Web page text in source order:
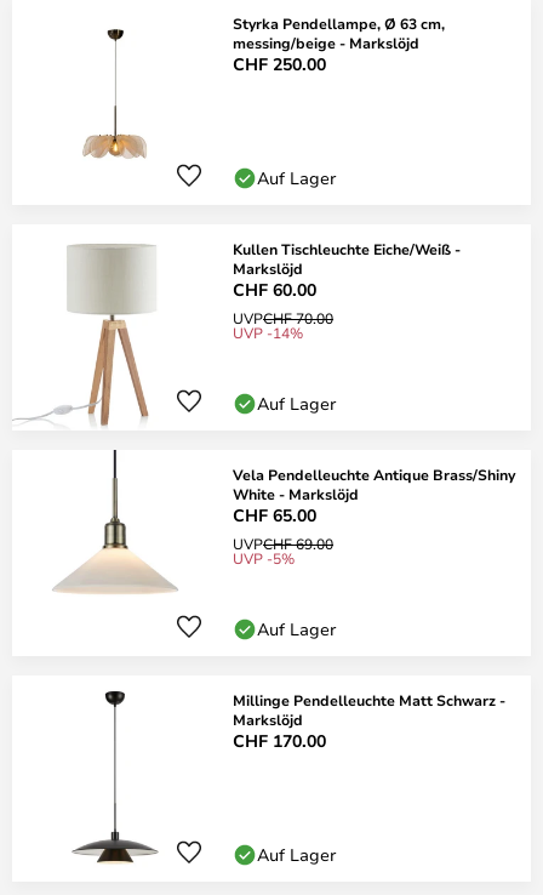
Styrka Pendellampe, Ø 63 cm,
messing/beige - Markslöjd
CHF 250.00
Auf Lager
Kullen Tischleuchte Eiche/Weiß -
Markslöjd
CHF 60.00
UVPCHF 70.00
UVP -14%
Auf Lager
Vela Pendelleuchte Antique Brass/Shiny
White - Markslöjd
CHF 65.00
UVPCHF 69.00
UVP -5%
Auf Lager
Millinge Pendelleuchte Matt Schwarz -
Markslöjd
CHF 170.00
Auf Lager